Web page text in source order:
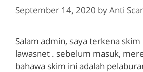
September 14, 2020 byAnti
Salam admin, saya terkena
lawasnet . sebelum masuk,
bahawa skim ini adalah